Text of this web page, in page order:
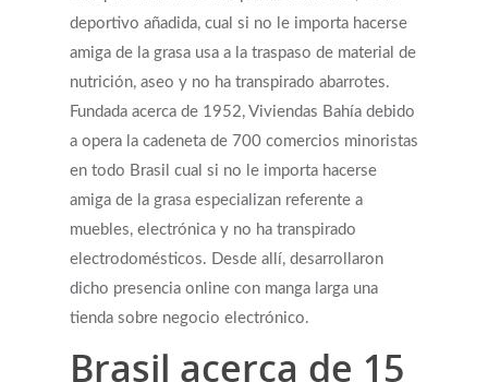
deportivo añadida, cual si no le importa hacerse
amiga de la grasa usa a la traspaso de material de
nutrición, aseo y no ha transpirado abarrotes.
Fundada acerca de 1952, Viviendas Bahía debido
a opera la cadeneta de 700 comercios minoristas
en todo Brasil cual si no le importa hacerse
amiga de la grasa especializan referente a
muebles, electrónica y no ha transpirado
electrodomésticos. Desde allí, desarrollaron
dicho presencia online con manga larga una
tienda sobre negocio electrónico.
Brasil acerca de 15